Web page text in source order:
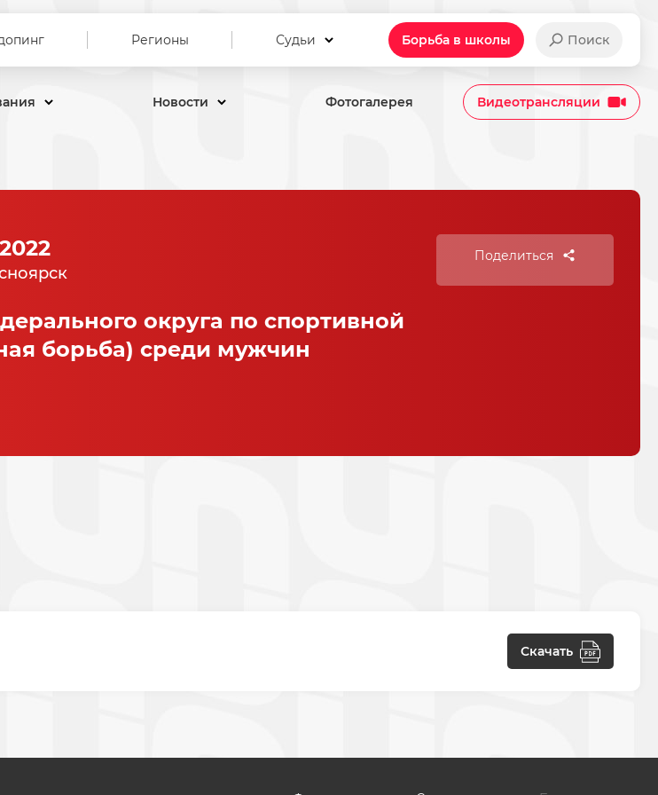
Регионы Судьи Борьба в школы Поиск
Новости Фотогалерея Видеотрансляции
округа по спортивной
борьба) среди мужчин
Поделиться
Скачать